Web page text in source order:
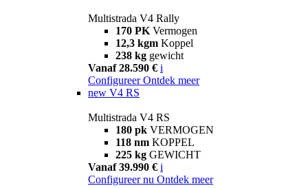
Multistrada V4 Rally
170 PK Vermogen
12,3 kgm Koppel
238 kg gewicht
Vanaf 28.590 € i
Configureer Ontdek meer
new V4 RS
Multistrada V4 RS
180 pk VERMOGEN
118 nm KOPPEL
225 kg GEWICHT
Vanaf 39.990 € i
Configureer nu Ontdek meer